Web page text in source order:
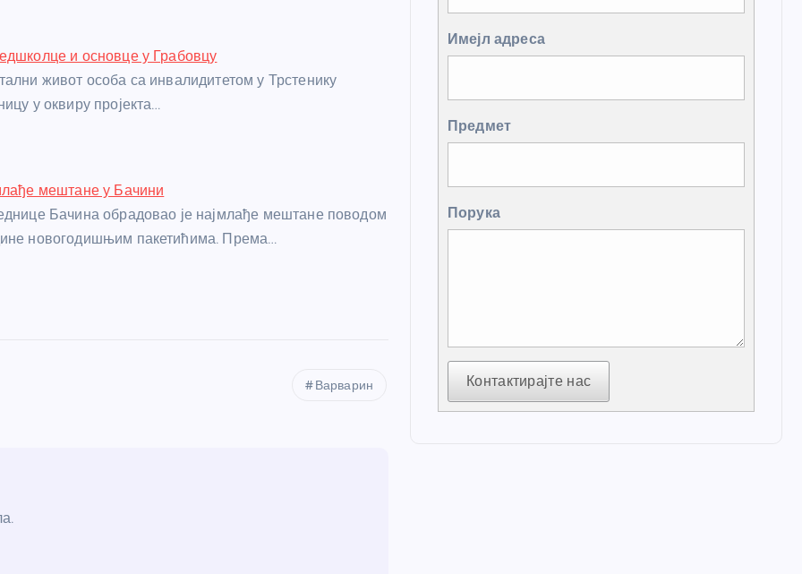
и основце у Грабовцу
живот особа са инвалидитетом у Трстенику
у оквиру пројекта…
мештане у Бачини
Бачина обрадовао је најмлађе мештане поводом
новогодишњим пакетићима. Према…
Варварин
Имејл адреса
Предмет
Порука
Контактирајте нас